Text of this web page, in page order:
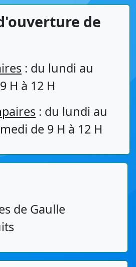
de
: du lundi au
H à 12 H
: du lundi au
de 9 H à 12 H
de Gaulle